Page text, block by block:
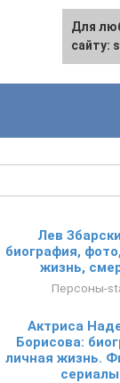
Лев
биография,
жизнь,
Персоны-
Актриса
Борисова:
личная жизнь.
сериалы
Для
сайту: